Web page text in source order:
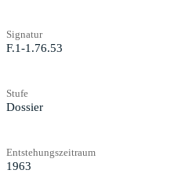
Signatur
F.1-1.76.53
Stufe
Dossier
Entstehungszeitraum
1963